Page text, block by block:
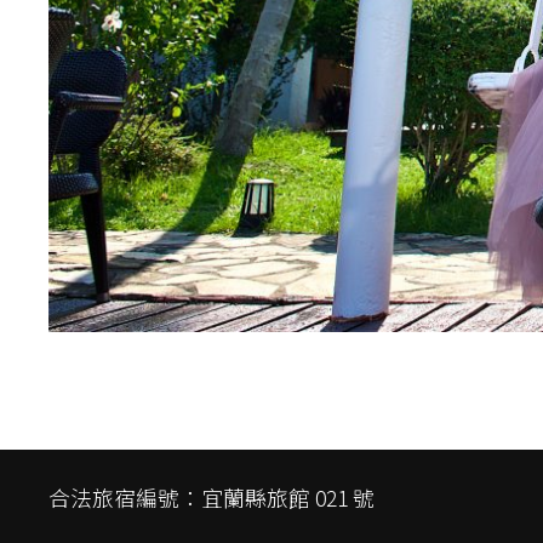
合法旅宿編號：宜蘭縣旅館 021 號